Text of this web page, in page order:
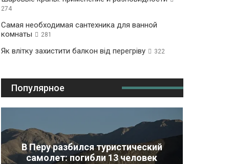
274
Самая необходимая сантехника для ванной
комнаты
281
Як влітку захистити балкон від перегріву 322
Популярное
В Перу разбился туристический
самолет: погибли 13 человек